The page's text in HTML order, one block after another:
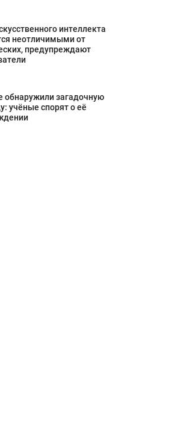
интеллекта
неотличимыми от
предупреждают
обнаружили загадочную
учёные спорят о её